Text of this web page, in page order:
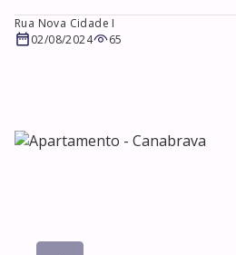
Rua Nova Cidade I
02/08/2024
65